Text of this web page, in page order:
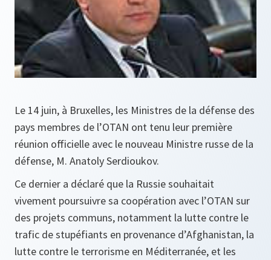
Le 14 juin, à Bruxelles, les Ministres de la défense des
pays membres de l’OTAN ont tenu leur première
réunion officielle avec le nouveau Ministre russe de la
défense, M. Anatoly Serdioukov.
Ce dernier a déclaré que la Russie souhaitait
vivement poursuivre sa coopération avec l’OTAN sur
des projets communs, notamment la lutte contre le
trafic de stupéfiants en provenance d’Afghanistan, la
lutte contre le terrorisme en Méditerranée, et les